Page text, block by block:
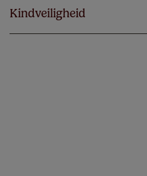
Kindveiligheid